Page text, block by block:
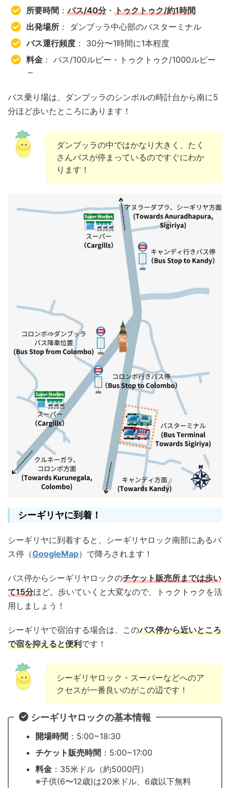
所要時間 ：バス/40分・ トゥクトゥク/約1時間
出発場所 ： ダンブッラ中心部のバスターミナル
バス運行頻度 ： 30分〜1時間に1本程度
料金 ： バス/100ルピー・トゥクトゥク/1000ルピー
～
バス乗り場は、ダンブッラのシンボルの時計台から南に5
分ほど歩いたところにあります！
ダンブッラの中ではかなり大きく、たく
さんバスが停まっているのですぐにわか
ります！
シーギリヤに到着！
シーギリヤに到着すると、シーギリヤロック南部にあるバ
ス停（GoogleMap）で降ろされます！
バス停からシーギリヤロックのチケット販売所までは歩い
て15分ほど。歩いていくと大変なので、トゥクトゥクを活
用しましょう！
シーギリヤで宿泊する場合は、このバス停から近いところ
で宿を抑えると便利です！
シーギリヤロック・スーパーなどへのア
クセスが一番良いのがこの辺です！
シーギリヤロックの基本情報
開場時間 ：5:00~18:30
チケット販売時間 ：5:00~17:00
料金 ：35米ドル（約5000円）
※子供(6〜12歳)は20米ドル、6歳以下無料